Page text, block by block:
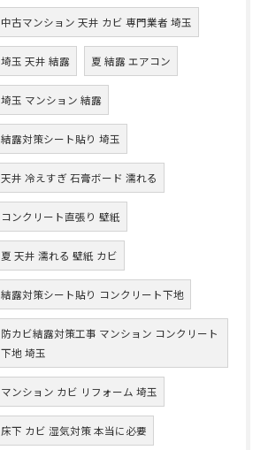
中古マンション 天井 カビ 専門業者 埼玉
埼玉 天井 結露 夏 結露 エアコン
埼玉 マンション 結露
結露対策シート貼り 埼玉
天井 冷えすぎ 石膏ボード 濡れる
コンクリート直張り 壁紙
夏 天井 濡れる 壁紙 カビ
結露対策シート貼り コンクリート下地
防カビ結露対策工事 マンション コンクリート
下地 埼玉
マンション カビ リフォーム 埼玉
床下 カビ 湿気対策 本当に必要